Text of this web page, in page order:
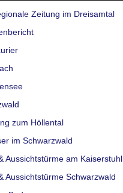
Zeitung im Dreisamtal
zum Höllental
im Schwarzwald
Aussichtstürme am Kaiserstuhl
Aussichtstürme Schwarzwald